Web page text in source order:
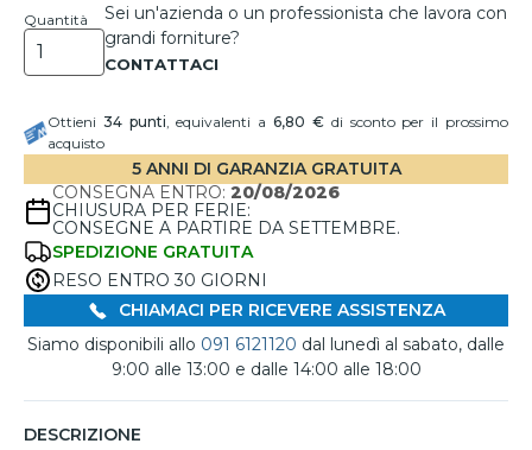
Quantità
Sei un'azienda o un professionista che lavora con
grandi forniture?
Ottieni 34punti, equivalenti a6,80 €di sconto per il prossimo
acquisto
5 ANNI DI GARANZIA GRATUITA
CONSEGNA ENTRO: 20/08/2026
CHIUSURA PER FERIE:
CONSEGNE A PARTIRE DA SETTEMBRE.
SPEDIZIONE GRATUITA
RESO ENTRO 30 GIORNI
CHIAMACI PER RICEVERE ASSISTENZA
Siamo disponibili allo 091 6121120 dal lunedì al sabato, dalle
9:00 alle 13:00 e dalle 14:00 alle 18:00
DESCRIZIONE